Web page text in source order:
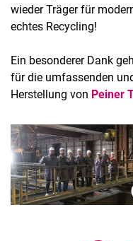
wieder Träger für
echtes Recycling!
Ein besonderer Dank
für die umfassenden
Herstellung von Peiner